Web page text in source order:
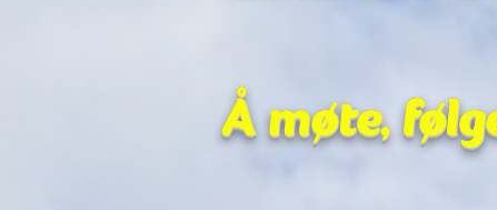
Å møte,